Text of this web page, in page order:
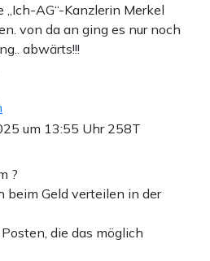
„Ich-AG“-Kanzlerin Merkel
von da an ging es nur noch
abwärts!!!
um 13:55 Uhr 258T
?
beim Geld verteilen in der
die das möglich